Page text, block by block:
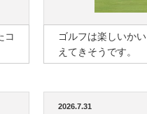
コ
ゴルフは楽しいか
えてきそうです。
2026.7.31